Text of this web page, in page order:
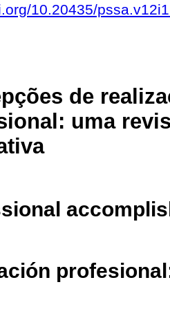
10.20435/
de
uma